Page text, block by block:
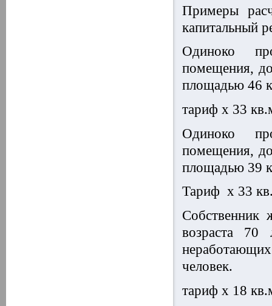
Примеры
капитальный
Одиноко
помещения,
площадью 46
тариф х 33
Одиноко
помещения,
площадью 39
Тариф х 33
возраста 70
человек.
тариф х 18